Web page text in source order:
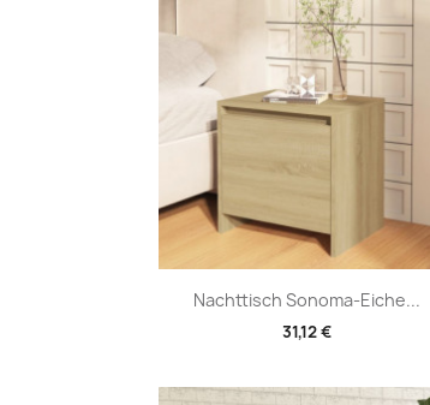
Nachttisch Sonoma-Eiche...
31,12 €
Vorschau